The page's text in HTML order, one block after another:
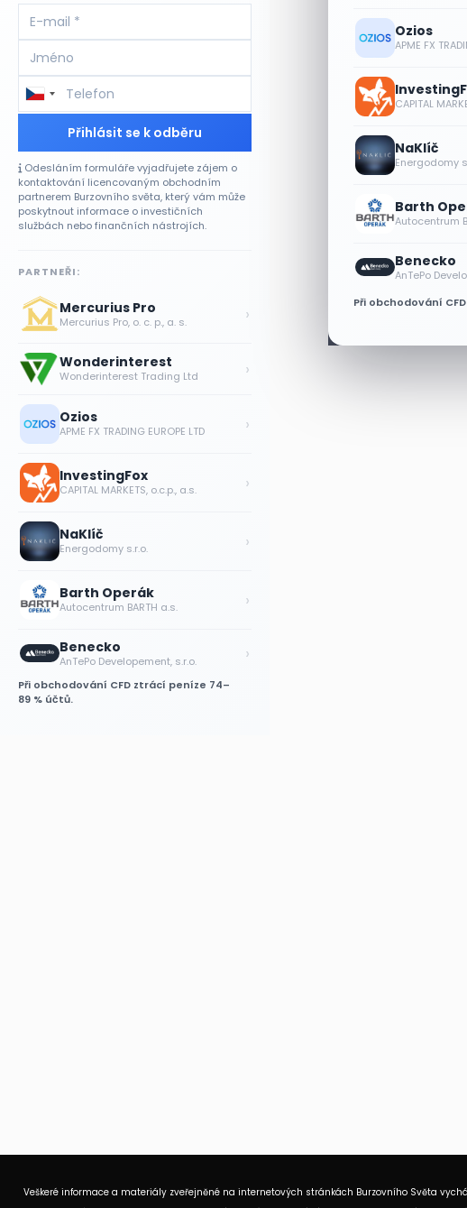
Ozios
APME FX
CAPITAL
NaKlíč
Energodomy
Barth
Autocentrum
Benecko
AnTePo
Při obchodování
Přihlásit se k odběru
Odesláním formuláře vyjadřujete zájem o
kontaktování licencovaným obchodním
partnerem Burzovního světa, který vám může
poskytnout informace o investičních
službách nebo finančních nástrojích.
PARTNEŘI:
Mercurius Pro
Mercurius Pro, o. c. p., a. s. ›
Wonderinterest
Wonderinterest Trading Ltd ›
Ozios
APME FX TRADING EUROPE LTD ›
InvestingFox
CAPITAL MARKETS, o.c.p., a.s. ›
NaKlíč
Energodomy s.r.o. ›
Barth Operák
Autocentrum BARTH a.s. ›
Benecko
AnTePo Developement, s.r.o. ›
Při obchodování CFD ztrácí peníze 74–
89 % účtů.
Veškeré informace a materiály zveřejněné na internetových stránkách Burzovního Světa